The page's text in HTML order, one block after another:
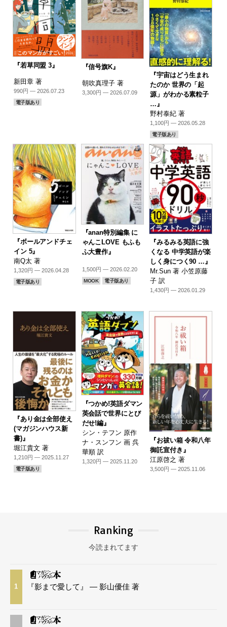
『若草同盟 3』
新田章 著
990円 — 2026.07.23
電子版あり
『信号旗K』
朝吹真理子 著
3,300円 — 2026.07.09
『宇宙はどう生まれ
たのか 世界の「起
源」がわかる素粒子
…』
野村泰紀 著
1,100円 — 2026.05.28
電子版あり
『ボールアンドチェ
イン 5』
南Q太 著
1,320円 — 2026.04.28
電子版あり
『anan特別編集 に
ゃんこLOVE もふも
ふ大豊作』
1,500円 — 2026.02.20
MOOK 電子版あり
『みるみる英語に強
くなる 中学英語が楽
しく身につく90 …』
Mr.Sun 著 小笠原藤
子 訳
1,430円 — 2026.01.29
『あり金は全部使え
(マガジンハウス新
書)』
堀江貴文 著
1,210円 — 2025.11.27
電子版あり
『つかめ!英語ダマン
英会話で世界にとび
だせ!編』
シン・テフン 原作
ナ・スンフン 画 呉
華順 訳
1,320円 — 2025.11.20
『お祓い箱 令和八年
御託宣付き』
江原啓之 著
3,500円 — 2025.11.06
Ranking
今読まれてます
1 『影まで愛して』 — 影山優佳 著